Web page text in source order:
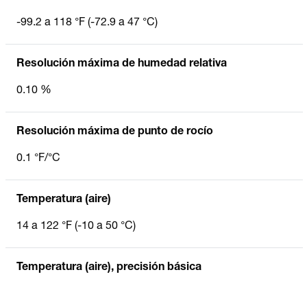
-99.2 a 118 °F (-72.9 a 47 °C)
Resolución máxima de humedad relativa
0.10 %
Resolución máxima de punto de rocío
0.1 °F/°C
Temperatura (aire)
14 a 122 °F (-10 a 50 °C)
Temperatura (aire), precisión básica